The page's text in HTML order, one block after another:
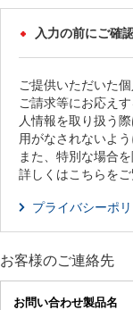
入力の前にご確
ご提供いただいた
ご請求等にお応え
人情報を取り扱う
用がなされないよ
また、特別な場合
詳しくはこちらをご
プライバシーポ
お客様のご連絡先
お問い合わせ製品名